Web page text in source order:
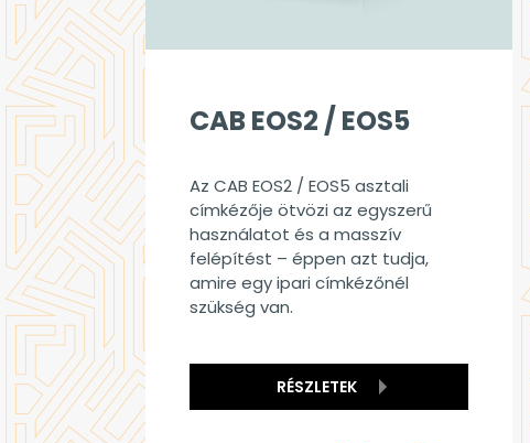
CAB EOS2 / EOS5
Az CAB EOS2 / EOS5 asztali
címkézője ötvözi az egyszerű
használatot és a masszív
felépítést – éppen azt tudja,
amire egy ipari címkézőnél
szükség van.
RÉSZLETEK